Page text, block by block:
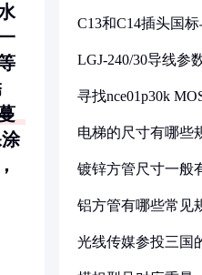
C13和C14插头国
LGJ-240/30导线参
寻找nce01p30k
电梯的尺寸有哪些
镀锌方管尺寸一般
铝方管有哪些常见
光线传媒参投三国